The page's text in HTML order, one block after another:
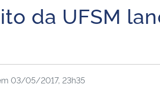
União Banco Central do Brasil
da UFSM
03/05/2017, 23h35